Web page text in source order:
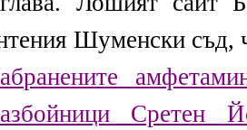
Шуменски съд,